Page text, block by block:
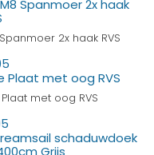
2x haak RVS
met oog RVS